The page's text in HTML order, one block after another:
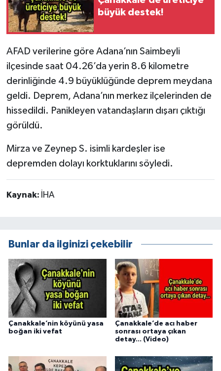
büyük destek!
AFAD verilerine göre Adana’nın Saimbeyli
ilçesinde saat 04.26’da yerin 8.6 kilometre
derinliğinde 4.9 büyüklüğünde deprem meydana
geldi. Deprem, Adana’nın merkez ilçelerinden de
hissedildi. Panikleyen vatandaşların dışarı çıktığı
görüldü.
Mirza ve Zeynep S. isimli kardeşler ise
depremden dolayı korktuklarını söyledi.
Kaynak: İHA
Bunlar da ilginizi çekebilir
Çanakkale’nin köyünü yasa
boğan iki vefat
Çanakkale’de acı haber
sonrası ortaya çıkan
detay... (Video)